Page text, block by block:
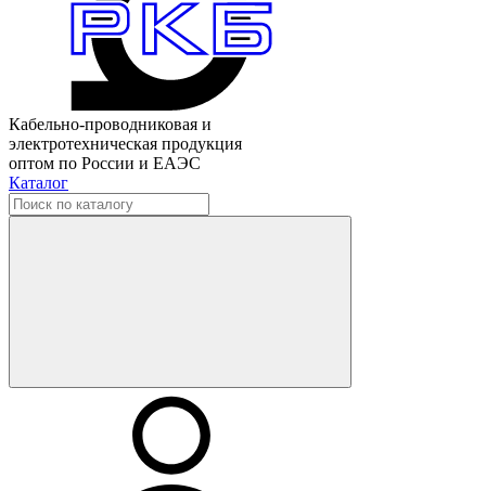
Кабельно-проводниковая и
электротехническая продукция
оптом по России и ЕАЭС
Каталог